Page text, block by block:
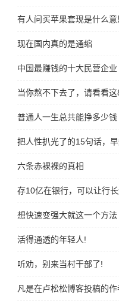
有人问买苹果套现是什么意
现在国内真的是通缩
中国最赚钱的十大民营企业
当你熬不下去了，请看看这
普通人一生总共能挣多少钱
把人性扒光了的15句话，
六条赤裸裸的真相
存10亿在银行，可以让行
想快速变强大就这一个方法
活得通透的年轻人!
听劝，别来当村干部了!
凡是在卢松松博客投稿的